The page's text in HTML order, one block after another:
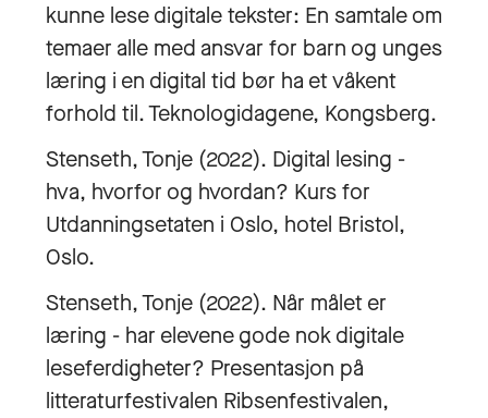
kunne lese digitale tekster: En samtale om
temaer alle med ansvar for barn og unges
læring i en digital tid bør ha et våkent
forhold til. Teknologidagene, Kongsberg.
Stenseth, Tonje (2022). Digital lesing -
hva, hvorfor og hvordan? Kurs for
Utdanningsetaten i Oslo, hotel Bristol,
Oslo.
Stenseth, Tonje (2022). Når målet er
læring - har elevene gode nok digitale
leseferdigheter? Presentasjon på
litteraturfestivalen Ribsenfestivalen,